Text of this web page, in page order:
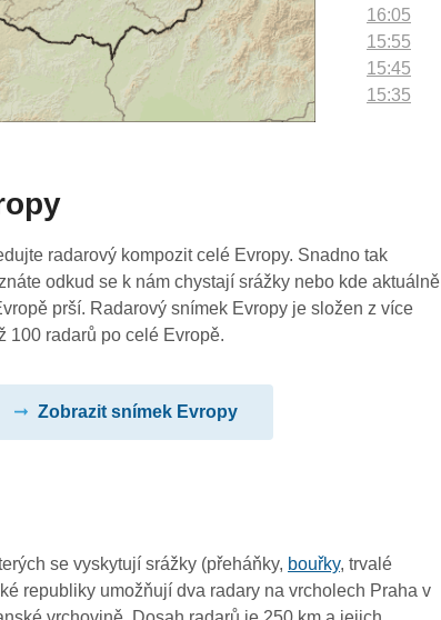
16:05
15:55
15:45
15:35
14:35
14:25
14:15
12:35
12:25
radarový kompozit celé Evropy. Snadno tak
odkud se k nám chystají srážky nebo kde aktuálně
prší. Radarový snímek Evropy je složen z více
100 radarů po celé Evropě.
Zobrazit snímek Evropy
se vyskytují srážky (přeháňky, bouřky, trvalé
republiky umožňují dva radary na vrcholech Praha v